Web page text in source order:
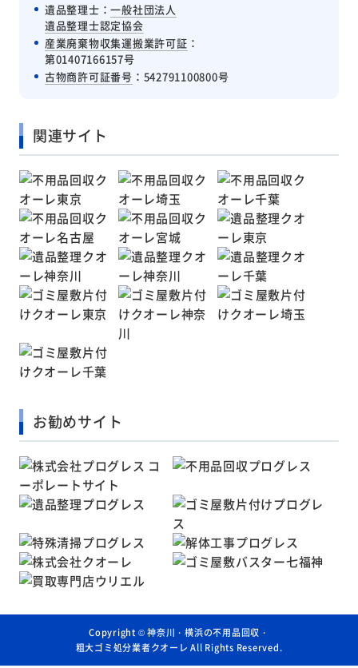
遺品整理士：一般社団法人
遺品整理士認定協会
産業廃棄物収集運搬業許可証 ：
第01407166157号
古物商許可証番号 ：542791100800号
関連サイト
お勧めサイト
Copyright ©神奈川・横浜の不用品回収・
粗大ゴミ処分業者クオーレ All Rights Reserved.